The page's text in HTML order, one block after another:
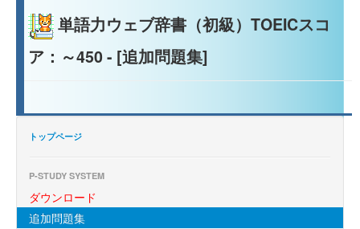
単語力ウェブ辞書（初級）TOEICスコ
ア：～450 - [追加問題集]
トップページ
P-STUDY SYSTEM
ダウンロード
追加問題集